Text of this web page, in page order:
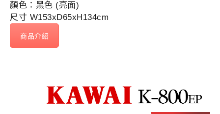
顏色：黑色 (亮面)
尺寸 W153xD65xH134cm
商品介紹